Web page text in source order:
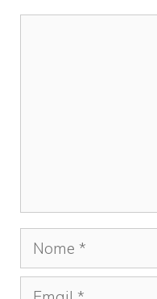
Nome
Email